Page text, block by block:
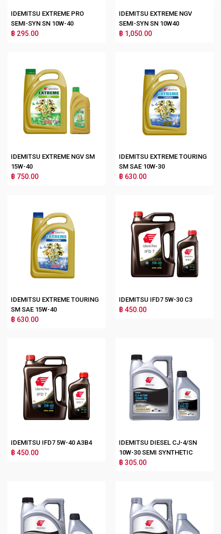
IDEMITSU EXTREME PRO
SEMI-SYN SN 10W-40
฿ 295.00
IDEMITSU EXTREME NGV
SEMI-SYN SN 10W40
฿ 1,050.00
IDEMITSU EXTREME NGV SM
15W-40
฿ 750.00
IDEMITSU EXTREME TOURING
SM SAE 10W-30
฿ 630.00
IDEMITSU EXTREME TOURING
SM SAE 15W-40
฿ 630.00
IDEMITSU IFD7 5W-30 C3
฿ 450.00
IDEMITSU IFD7 5W-40 A3B4
฿ 450.00
IDEMITSU DIESEL CJ-4/SN
10W-30 SEMI SYNTHETIC
฿ 305.00